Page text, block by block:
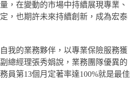
，在變動的市場中持續展現專業、
，也期許未來持續創新，成為宏泰
我的業務夥伴，以專業保險服務獲
總經理張秀娟說，業務團隊優異的
員第13個月定著率達100%就是最佳